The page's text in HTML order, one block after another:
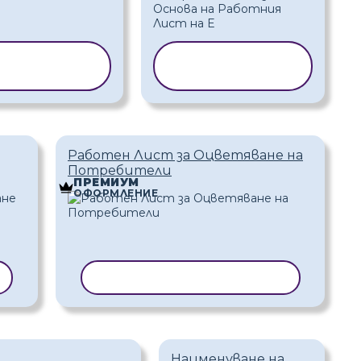
Работен Лист за Оцветяване на
Потребители
ПРЕМИУМ
ОФОРМЛЕНИЕ